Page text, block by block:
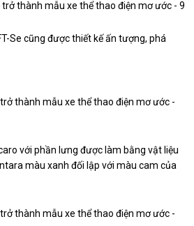
Se cũng được thiết kế ấn tượng, phá
với phần lưng được làm bằng vật liệu
màu xanh đối lập với màu cam của